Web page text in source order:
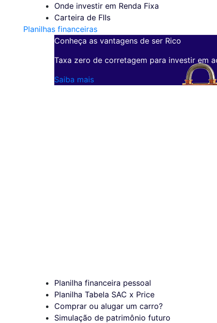
Onde investir em Renda Fixa
Carteira de FIIs
Planilhas financeiras
Conheça as vantagens de ser Rico
Taxa zero de corretagem para investir em
Saiba mais
Planilha financeira pessoal
Planilha Tabela SAC x Price
Comprar ou alugar um carro?
Simulação de patrimônio futuro